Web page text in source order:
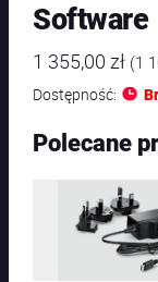
Software
1 355,00zł (1
Dostępność:
Polecane